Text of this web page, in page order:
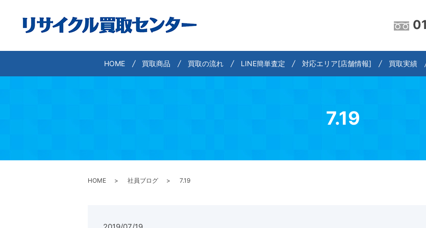
HOME 買取商品 買取の流れ LINE簡単査定 対応エリア[店舗情報] 買取実績
7.19
HOME 社員ブログ 7.19